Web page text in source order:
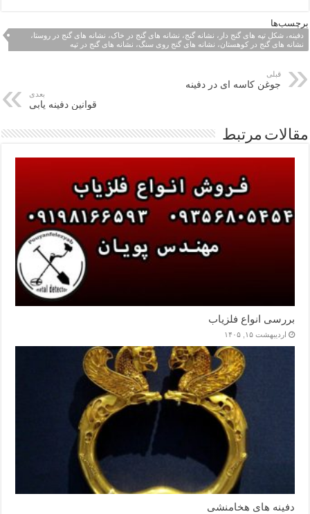
برچسب‌ها
دفینه، شکل تپه های گنج دار، نشانه گنج، نشانه های گنج در خاک، نشانه های گنج در روستا،
نشانه های گنج در کوهستان، نشانه های گنج روی سنگ، نشانه های گنج در تپه
قبلی
جوغن کاسه ای در دفینه
بعدی
قوانین دفینه یابی
مقالات مرتبط
بررسی انواع فلزیاب
اردیبهشت ۱۵, ۱۴۰۵
دفینه های هخامنشی